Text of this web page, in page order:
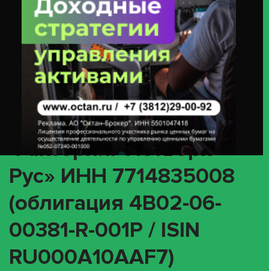
(INTR) О корпоративном
действии «Выплата
купонного дохода» с
ценными бумагами
эмитента ООО «Глобал
Факторинг Нетворк
Рус» ИНН 7714835008
(облигация 4B02-06-
00381-R-001P / ISIN
RU000A10AAF7)